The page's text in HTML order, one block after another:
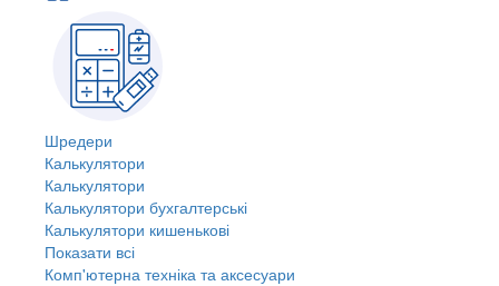
Шредери
Калькулятори
Калькулятори
Калькулятори бухгалтерські
Калькулятори кишенькові
Показати всі
Комп'ютерна техніка та аксесуари